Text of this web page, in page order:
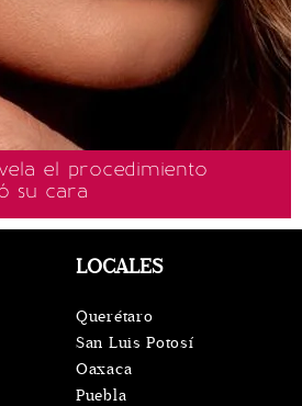
el procedimiento
su cara
LOCALES
Querétaro
San Luis Potosí
Oaxaca
Puebla